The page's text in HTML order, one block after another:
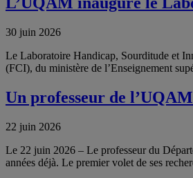
30 juin 2026
Le Laboratoire Handicap, Sourditude et
(FCI), du ministère de l’Enseignement
Un professeur de
22 juin 2026
Le 22 juin 2026 – Le professeur du
années déjà. Le premier volet de ses